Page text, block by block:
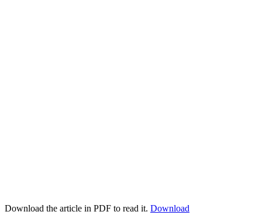
Download the article in PDF to read it. Download